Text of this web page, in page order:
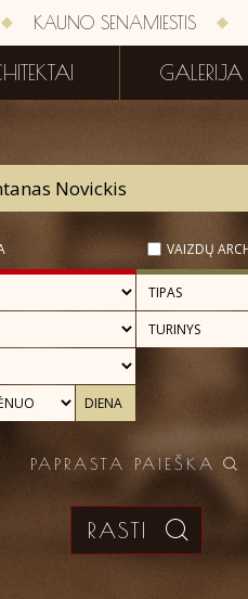
KAUNO SENAMIESTIS
GALERIJA
VAIZDŲ
PAPRASTA PAIEŠKA